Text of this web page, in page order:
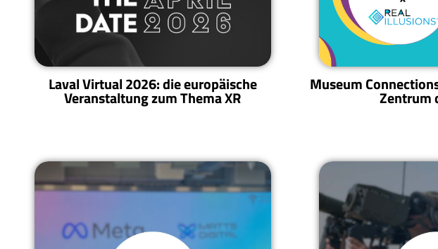
Laval Virtual 2026: die europäische
Veranstaltung zum Thema XR
Museum
Zentrum